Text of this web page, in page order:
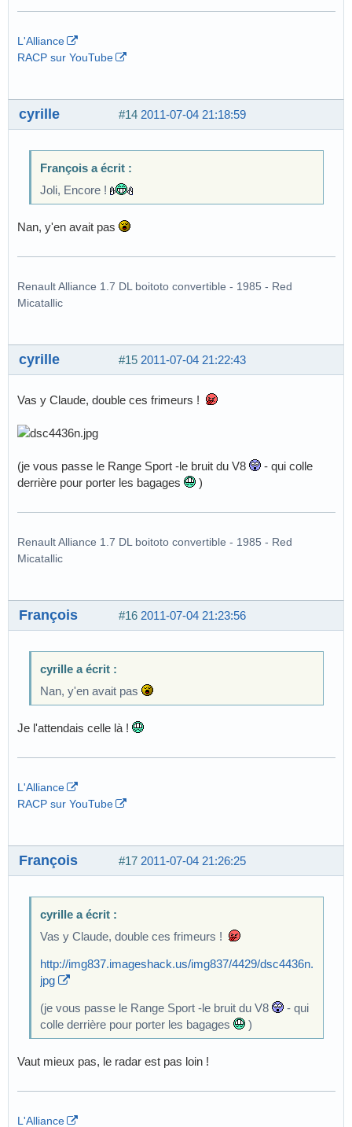
L'Alliance
RACP sur YouTube
#14 2011-07-04 21:18:59
cyrille
François a écrit :
Joli, Encore !
Nan, y'en avait pas
Renault Alliance 1.7 DL boitoto convertible - 1985 - Red
Micatallic
#15 2011-07-04 21:22:43
cyrille
Vas y Claude, double ces frimeurs !
(je vous passe le Range Sport -le bruit du V8
- qui colle
derrière pour porter les bagages
)
Renault Alliance 1.7 DL boitoto convertible - 1985 - Red
Micatallic
#16 2011-07-04 21:23:56
François
cyrille a écrit :
Nan, y'en avait pas
Je l'attendais celle là !
L'Alliance
RACP sur YouTube
#17 2011-07-04 21:26:25
François
cyrille a écrit :
Vas y Claude, double ces frimeurs !
http://img837.imageshack.us/img837/4429/dsc4436n.
jpg
(je vous passe le Range Sport -le bruit du V8
- qui
colle derrière pour porter les bagages
)
Vaut mieux pas, le radar est pas loin !
L'Alliance